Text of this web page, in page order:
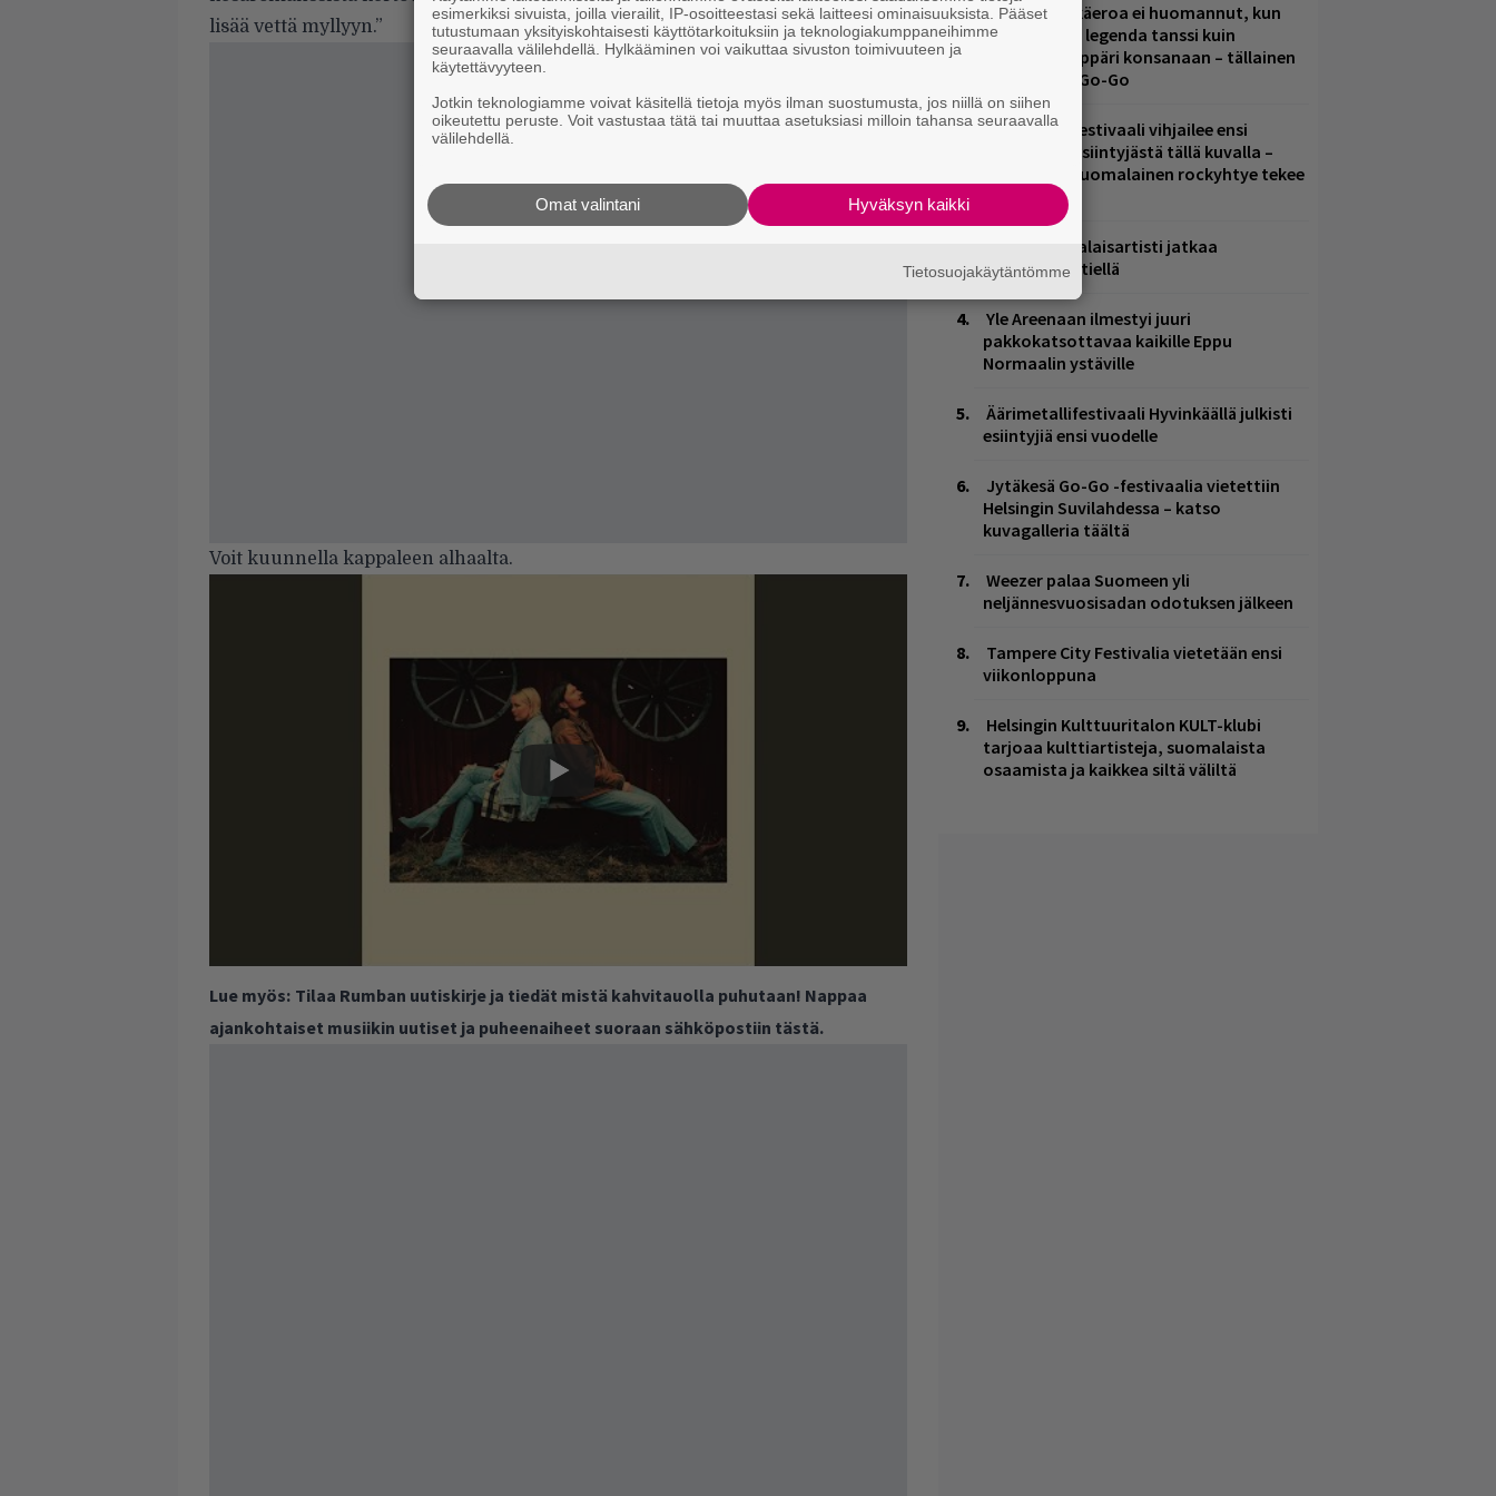
lisää vettä myllyyn.”
Voit kuunnella kappaleen alhaalta.
Lue myös: Tilaa Rumban uutiskirje ja tiedät mistä kahvitauolla puhutaan! Nappaa
ajankohtaiset musiikin uutiset ja puheenaiheet suoraan sähköpostiin tästä.
41 vuoden ikäeroa ei huomannut, kun
suomirockin legenda tanssi kuin
elohopea-räppäri konsanaan – tällainen
oli Jytäkesä Go-Go
Helsinkiläisfestivaali vihjailee ensi
vuoden pääesiintyjästä tällä kuvalla –
rakastettu suomalainen rockyhtye tekee
Tämä suomalaisartisti jatkaa
ennätyksien tiellä
Yle Areenaan ilmestyi juuri
pakkokatsottavaa kaikille Eppu
Normaalin ystäville
Äärimetallifestivaali Hyvinkäällä julkisti
esiintyjiä ensi vuodelle
Jytäkesä Go-Go -festivaalia vietettiin
Helsingin Suvilahdessa – katso
kuvagalleria täältä
Weezer palaa Suomeen yli
neljännesvuosisadan odotuksen jälkeen
Tampere City Festivalia vietetään ensi
viikonloppuna
Helsingin Kulttuuritalon KULT-klubi
tarjoaa kulttiartisteja, suomalaista
osaamista ja kaikkea siltä väliltä
esimerkiksi sivuista, joilla vierailit, IP-osoitteestasi sekä laitteesi ominaisuuksista. Pääset
tutustumaan yksityiskohtaisesti käyttötarkoituksiin ja teknologiakumppaneihimme
seuraavalla välilehdellä. Hylkääminen voi vaikuttaa sivuston toimivuuteen ja
käytettävyyteen.
Jotkin teknologiamme voivat käsitellä tietoja myös ilman suostumusta, jos niillä on siihen
oikeutettu peruste. Voit vastustaa tätä tai muuttaa asetuksiasi milloin tahansa seuraavalla
välilehdellä.
Hyväksyn kaikki
Omat valintani
Tietosuojakäytäntömme